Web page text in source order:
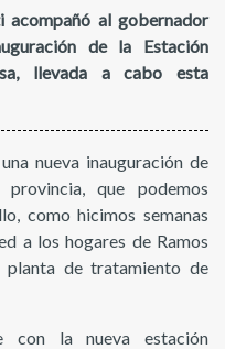
acompañó al gobernador
de la Estación
llevada a cabo esta
nueva inauguración de
que podemos
como hicimos semanas
a los hogares de Ramos
de tratamiento de
con la nueva estación